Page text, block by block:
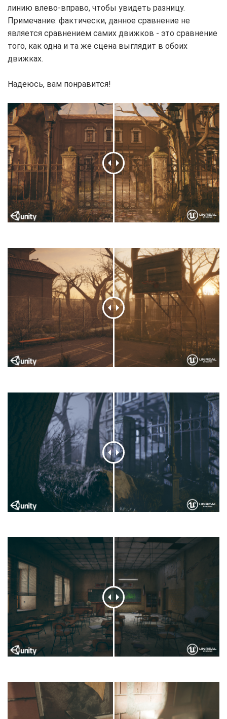
линию влево-вправо, чтобы увидеть разницу.
Примечание: фактически, данное сравнение не
является сравнением самих движков - это сравнение
того, как одна и та же сцена выглядит в обоих
движках.
Надеюсь, вам понравится!